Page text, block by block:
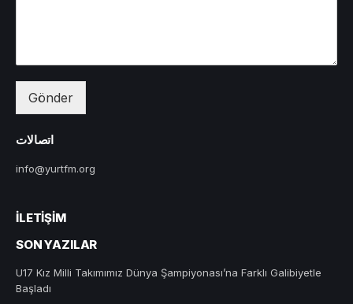
Gönder
اتصالات
info@yurtfm.org
İLETIŞIM
SON YAZILAR
U17 Kız Milli Takımımız Dünya Şampiyonası’na Farklı Galibiyetle
Başladı